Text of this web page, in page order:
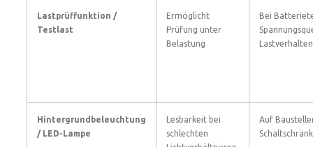
Lastprüffunktion /
Testlast
Ermöglicht
Prüfung unter
Belastung
Bei
Lastverhalten
Hintergrundbeleuchtung
/ LED-Lampe
Lesbarkeit bei
schlechten
Auf